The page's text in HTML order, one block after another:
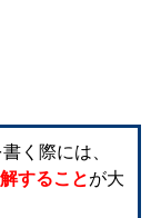
書く際には、
することが大